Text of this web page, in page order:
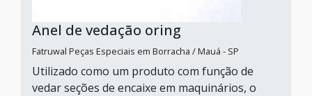
Anel de vedação oring
Fatruwal Peças Especiais em Borracha / Mauá - SP
Utilizado como um produto com função de
vedar seções de encaixe em maquinários, o